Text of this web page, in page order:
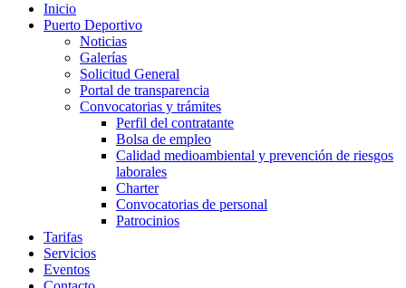
Inicio
Puerto Deportivo
Noticias
Galerías
Solicitud General
Portal de transparencia
Convocatorias y trámites
Perfil del contratante
Bolsa de empleo
Calidad medioambiental y prevención de riesgos
laborales
Charter
Convocatorias de personal
Patrocinios
Tarifas
Servicios
Eventos